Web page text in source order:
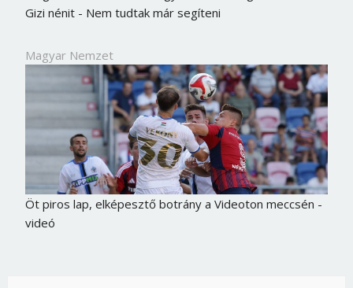
Gizi nénit - Nem tudtak már segíteni
Magyar Nemzet
Öt piros lap, elképesztő botrány a Videoton meccsén -
videó
Jelszó
Mégse Bejelentkezés